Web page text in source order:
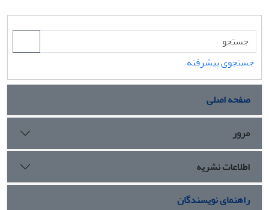
جستجوی پیشرفته
صفحه اصلی
مرور
اطلاعات نشریه
راهنمای نویسندگان